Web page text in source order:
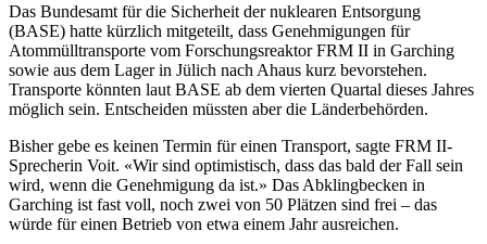
Das Bundesamt für die Sicherheit der nuklearen Entsorgung
(BASE) hatte kürzlich mitgeteilt, dass Genehmigungen für
Atommülltransporte vom Forschungsreaktor FRM II in Garching
sowie aus dem Lager in Jülich nach Ahaus kurz bevorstehen.
Transporte könnten laut BASE ab dem vierten Quartal dieses Jahres
möglich sein. Entscheiden müssten aber die Länderbehörden.
Bisher gebe es keinen Termin für einen Transport, sagte FRM II-
Sprecherin Voit. «Wir sind optimistisch, dass das bald der Fall sein
wird, wenn die Genehmigung da ist.» Das Abklingbecken in
Garching ist fast voll, noch zwei von 50 Plätzen sind frei – das
würde für einen Betrieb von etwa einem Jahr ausreichen.